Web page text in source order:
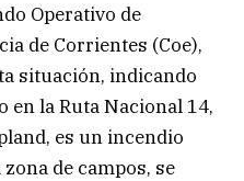
Operativo de
de Corrientes (Coe),
situación, indicando
en la Ruta Nacional 14,
es un incendio
de campos, se